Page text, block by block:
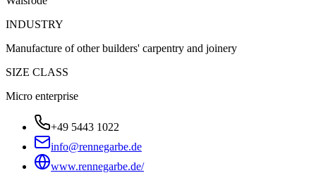
INDUSTRY
Manufacture of other builders' carpentry and joinery
SIZE CLASS
Micro enterprise
+49 5443 1022
info@rennegarbe.de
www.rennegarbe.de/